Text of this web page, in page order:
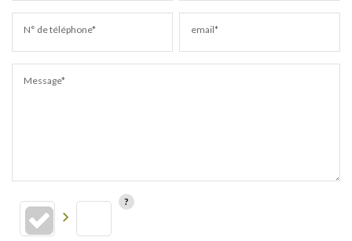
N° de téléphone* email*
Message*